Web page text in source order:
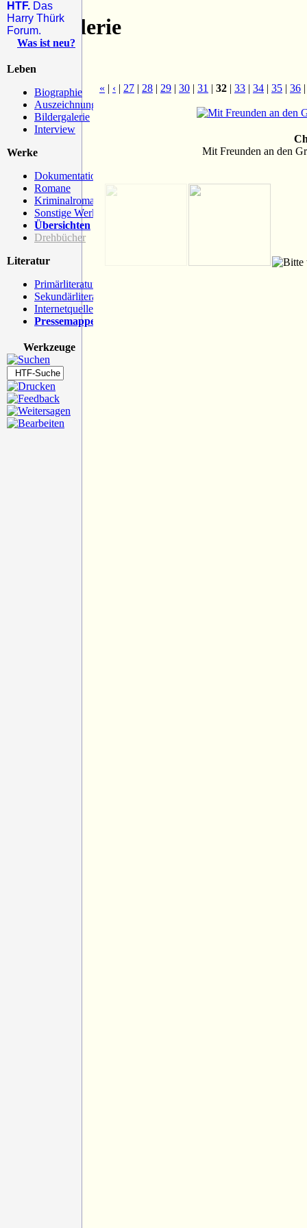
HTF. Das
Harry Thürk
Forum.
Was ist neu?
Leben
Biographie
Auszeichnungen
Bildergalerie
Interview
Werke
Dokumentationen
Romane
Kriminalromane
Sonstige Werke
Übersichten
Drehbücher
Literatur
Primärliteratur
Sekundärliteratur
Internetquellen
Pressemappe
Werkzeuge
Bildergalerie
« | ‹ | 27 | 28 | 29 | 30 | 31 | 32 | 33 | 34 | 35 | 36
Mit Freunden an den